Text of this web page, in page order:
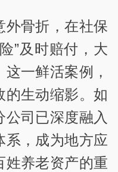
外骨折，在社保
”及时赔付，大
一鲜活案例，
的生动缩影。如
司已深度融入
系，成为地方应
姓养老资产的重